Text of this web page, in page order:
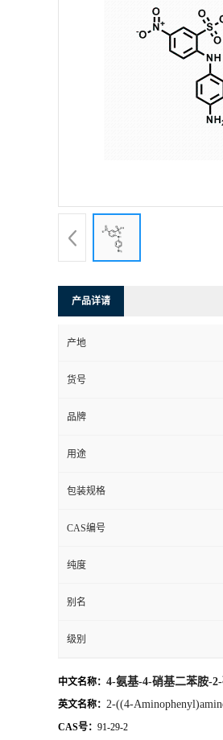
产品详请
产地
货号
品牌
用途
包装规格
CAS编号
纯度
别名
级别
中文名称： 4-氨基-4-硝基二苯胺-
英文名称： 2-((4-
CAS号： 91-29-2